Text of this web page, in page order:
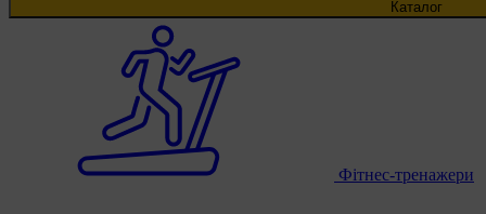
Каталог
Фітнес-тренажери